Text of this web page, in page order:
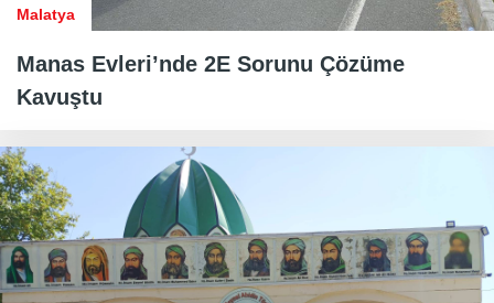
Malatya
Manas Evleri’nde 2E Sorunu Çözüme
Kavuştu